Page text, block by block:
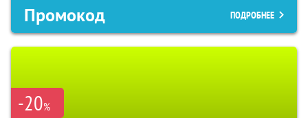
Промокод ПОДРОБНЕЕ
-20%